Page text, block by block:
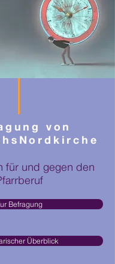
von
für und gegen den
Befragung
Überblick